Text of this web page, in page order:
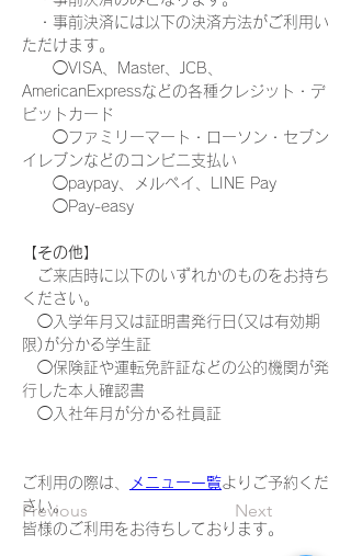
Previous Next
・事前決済には以下の決済方法がご利用い
ただけます。
◯VISA、Master、JCB、
AmericanExpressなどの各種クレジット・デ
ビットカード
◯ファミリーマート・ローソン・セブン
イレブンなどのコンビニ支払い
◯paypay、メルペイ、LINE Pay
◯Pay-easy
【その他】
ご来店時に以下のいずれかのものをお持ち
ください。
◯入学年月又は証明書発行日(又は有効期
限)が分かる学生証
◯保険証や運転免許証などの公的機関が発
行した本人確認書
◯入社年月が分かる社員証
ご利用の際は、 メニュー一覧よりご予約くだ
さい。
皆様のご利用をお待ちしております。